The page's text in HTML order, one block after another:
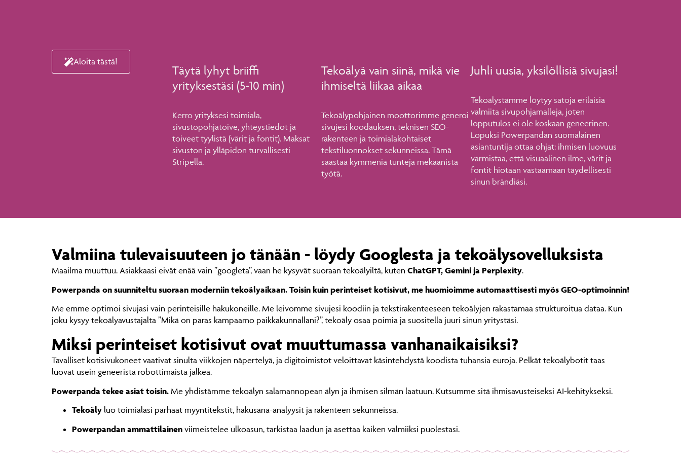
Aloita tästä!
Täytä lyhyt briiffi
yrityksestäsi (5-10 min)
Kerro yrityksesi toimiala,
sivustopohjatoive, yhteystiedot ja
toiveet tyylistä (värit ja fontit). Maksat
sivuston ja ylläpidon turvallisesti
Stripellä.
Tekoälyä vain siinä, mikä vie
ihmiseltä liikaa aikaa
Tekoälypohjainen moottorimme generoi
sivujesi koodauksen, teknisen SEO-
rakenteen ja toimialakohtaiset
tekstiluonnokset sekunneissa. Tämä
säästää kymmeniä tunteja mekaanista
työtä.
Juhli uusia, yksilöllisiä sivujasi!
Tekoälystämme löytyy satoja erilaisia
valmiita sivupohjamalleja, joten
lopputulos ei ole koskaan geneerinen.
Lopuksi Powerpandan suomalainen
asiantuntija ottaa ohjat: ihmisen luovuus
varmistaa, että visuaalinen ilme, värit ja
fontit hiotaan vastaamaan täydellisesti
sinun brändiäsi.
Valmiina tulevaisuuteen jo tänään - löydy Googlesta ja tekoälysovelluksista
Maailma muuttuu. Asiakkaasi eivät enää vain ”googleta”, vaan he kysyvät suoraan tekoälyiltä, kuten ChatGPT, Gemini ja Perplexity.
Powerpanda on suunniteltu suoraan moderniin tekoälyaikaan. Toisin kuin perinteiset kotisivut, me huomioimme automaattisesti myös GEO-optimoinnin!
Me emme optimoi sivujasi vain perinteisille hakukoneille. Me leivomme sivujesi koodiin ja tekstirakenteeseen tekoälyjen rakastamaa strukturoitua dataa. Kun
joku kysyy tekoälyavustajalta ”Mikä on paras kampaamo paikkakunnallani?”, tekoäly osaa poimia ja suositella juuri sinun yritystäsi.
Miksi perinteiset kotisivut ovat muuttumassa vanhanaikaisiksi?
Tavalliset kotisivukoneet vaativat sinulta viikkojen näpertelyä, ja digitoimistot veloittavat käsintehdystä koodista tuhansia euroja. Pelkät tekoälybotit taas
luovat usein geneeristä robottimaista jälkeä.
Powerpanda tekee asiat toisin. Me yhdistämme tekoälyn salamannopean älyn ja ihmisen silmän laatuun. Kutsumme sitä ihmisavusteiseksi AI-kehitykseksi.
Tekoäly luo toimialasi parhaat myyntitekstit, hakusana-analyysit ja rakenteen sekunneissa.
Powerpandan ammattilainen viimeistelee ulkoasun, tarkistaa laadun ja asettaa kaiken valmiiksi puolestasi.